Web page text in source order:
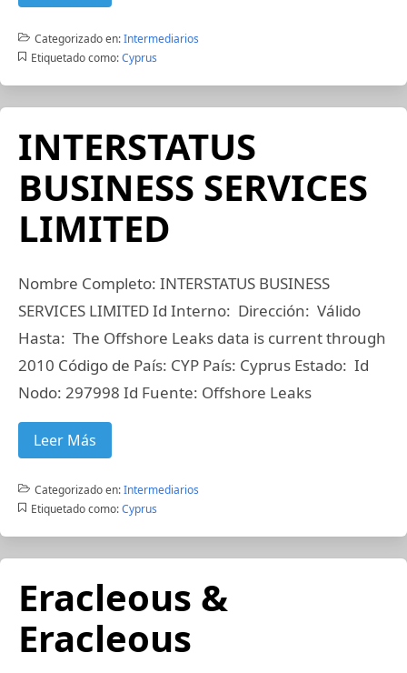
Categorizado en:Intermediarios
Etiquetado como: Cyprus
INTERSTATUS
BUSINESS SERVICES
LIMITED
Nombre Completo: INTERSTATUS BUSINESS
SERVICES LIMITED Id Interno: Dirección: Válido
Hasta: The Offshore Leaks data is current through
2010 Código de País: CYP País: Cyprus Estado: Id
Nodo: 297998 Id Fuente: Offshore Leaks
Leer Más
Categorizado en:Intermediarios
Etiquetado como: Cyprus
Eracleous &
Eracleous